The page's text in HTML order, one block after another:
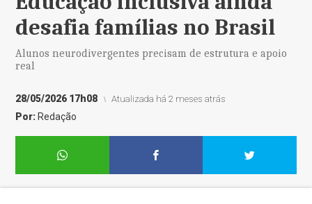
desafia famílias no Brasil
Alunos neurodivergentes precisam de estrutura e apoio
real
28/05/2026 17h08 Atualizada há 2 meses atrás
Por: Redação